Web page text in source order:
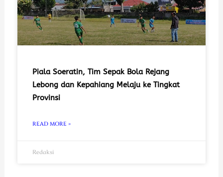
Piala Soeratin, Tim Sepak Bola Rejang
Lebong dan Kepahiang Melaju ke Tingkat
Provinsi
READ MORE »
Redaksi